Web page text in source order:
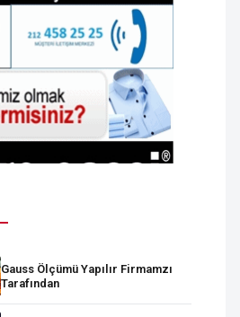
Gauss Ölçümü Yapılır Firmamzı
Tarafından